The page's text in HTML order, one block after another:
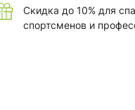
(кг. за 1 шт.): 1.22
Сезонность:Лето
Скидка до 10% для
спортсменов и